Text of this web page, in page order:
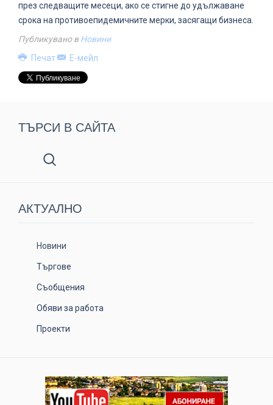
през следващите месеци, ако се стигне до удължаване
срока на противоепидемичните мерки, засягащи бизнеса.
Публикувано вНовини
Печат
Е-мейл
ТЪРСИ В САЙТА
АКТУАЛНO
Новини
Търгове
Съобщения
Обяви за работа
Проекти